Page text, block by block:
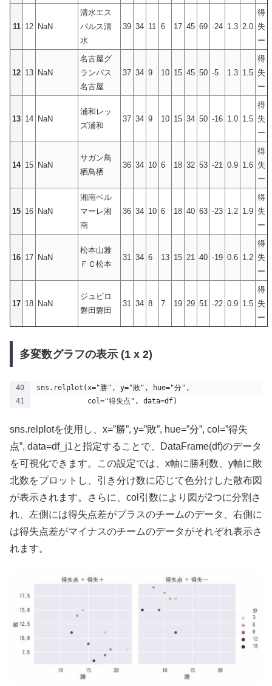
11 12 NaN
清水エス
パルス清
水
39 34 11 6 17 45 69 -24 1.3 2.0
得
失
ー
12 13 NaN
名古屋グ
ランパス
名古屋
37 34 9 10 15 45 50 -5 1.3 1.5
得
失
ー
13 14 NaN
浦和レッ
ズ浦和
37 34 9 10 15 34 50 -16 1.0 1.5
得
失
ー
14 15 NaN
サガン鳥
栖鳥栖
36 34 10 6 18 32 53 -21 0.9 1.6
得
失
ー
15 16 NaN
湘南ベル
マーレ湘
南
36 34 10 6 18 40 63 -23 1.2 1.9
得
失
ー
16 17 NaN
松本山雅
ＦＣ松本
31 34 6 13 15 21 40 -19 0.6 1.2
得
失
ー
17 18 NaN
ジュビロ
磐田磐田
31 34 8 7 19 29 51 -22 0.9 1.5
得
失
ー
多変数グラフの表示 (1 x 2)
sns.relplot(x="勝", y="敗", hue="分",
            col="得失点", data=df)
sns.relplotを使用し、x=”勝”, y=”敗”, hue=”分”, col=”得失
点”, data=df_j1と指定することで、DataFrame(df)のデータ
を可視化できます。この設定では、x軸に勝利数、y軸に敗
北数をプロットし、引き分け数に応じて色分けした散布図
が表示されます。さらに、col引数により図が2つに分割さ
れ、左側には得失点差がプラスのチームのデータ、右側に
は得失点差がマイナスのチームのデータがそれぞれ表示さ
れます。